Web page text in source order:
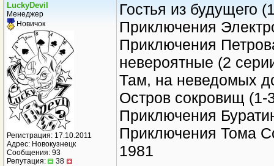
LuckyDevil
Менеджер
Новичок
Регистрация: 17.10.2011
Адрес: Новокузнецк
Сообщения: 93
Репутация:
38
Гостья из будущего
Приключения
Приключения
невероятные (2
Там, на неведомых
Остров сокровищ (1-
Приключения
Приключения Тома
1981